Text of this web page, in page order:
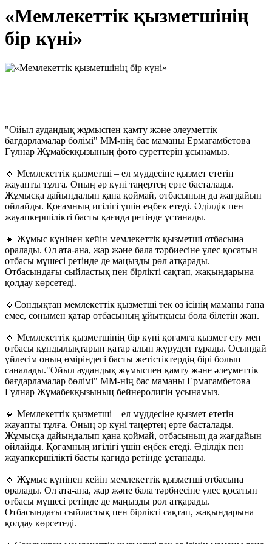
«Мемлекеттік қызметшінің
бір күні»
"Ойыл аудандық жұмыспен қамту және әлеуметтік
бағдарламалар бөлімі" ММ-нің бас маманы Ермагамбетова
Гүлнар Жұмабекқызының фото суреттерін ұсынамыз.
🔹 Мемлекеттік қызметші – ел мүддесіне қызмет ететін
жауапты тұлға. Оның әр күні таңертең ерте басталады.
Жұмысқа дайындалып қана қоймай, отбасының да жағдайын
ойлайды. Қоғамның игілігі үшін еңбек етеді. Әділдік пен
жауапкершілікті басты қағида ретінде ұстанады.
🔹 Жұмыс күнінен кейін мемлекеттік қызметші отбасына
оралады. Ол ата-ана, жар және бала тәрбиесіне үлес қосатын
отбасы мүшесі ретінде де маңызды рөл атқарады.
Отбасындағы сыйластық пен бірлікті сақтап, жақындарына
қолдау көрсетеді.
🔹Сондықтан мемлекеттік қызметші тек өз ісінің маманы ғана
емес, сонымен қатар отбасының ұйытқысы бола білетін жан.
🔹 Мемлекеттік қызметшінің бір күні қоғамға қызмет ету мен
отбасы құндылықтарын қатар алып жүруден тұрады. Осындай
үйлесім оның өміріндегі басты жетістіктердің бірі болып
саналады."Ойыл аудандық жұмыспен қамту және әлеуметтік
бағдарламалар бөлімі" ММ-нің бас маманы Ермагамбетова
Гүлнар Жұмабекқызының бейнеролигін ұсынамыз.
🔹 Мемлекеттік қызметші – ел мүддесіне қызмет ететін
жауапты тұлға. Оның әр күні таңертең ерте басталады.
Жұмысқа дайындалып қана қоймай, отбасының да жағдайын
ойлайды. Қоғамның игілігі үшін еңбек етеді. Әділдік пен
жауапкершілікті басты қағида ретінде ұстанады.
🔹 Жұмыс күнінен кейін мемлекеттік қызметші отбасына
оралады. Ол ата-ана, жар және бала тәрбиесіне үлес қосатын
отбасы мүшесі ретінде де маңызды рөл атқарады.
Отбасындағы сыйластық пен бірлікті сақтап, жақындарына
қолдау көрсетеді.